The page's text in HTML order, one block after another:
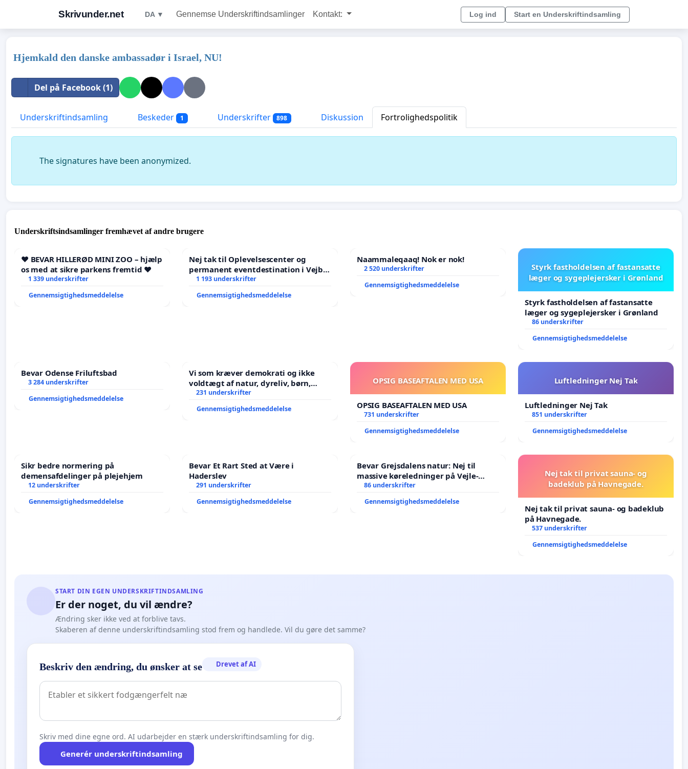
Skrivunder.net DA ▼ Gennemse Underskriftindsamlinger Kontakt: Log ind Start en Underskriftindsamling
Hjemkald den danske ambassadør i Israel, NU!
Del på Facebook (1)
Underskriftindsamling Beskeder 1 Underskrifter 898 Diskussion Fortrolighedspolitik
The signatures have been anonymized.
Underskriftsindsamlinger fremhævet af andre brugere
❤️ BEVAR HILLERØD MINI ZOO – hjælp
os med at sikre parkens fremtid ❤️
1 339 underskrifter
Gennemsigtighedsmeddelelse
Nej tak til Oplevelsescenter og
permanent eventdestination i Vejby
- Ja tak til et levende lokalområde i
1 193 underskrifter
Gennemsigtighedsmeddelelse
Naammaleqaaq! Nok er nok!
2 520 underskrifter
Gennemsigtighedsmeddelelse
Styrk fastholdelsen af fastansatte
læger og sygeplejersker i Grønland
Styrk fastholdelsen af fastansatte
læger og sygeplejersker i Grønland
86 underskrifter
Gennemsigtighedsmeddelelse
Bevar Odense Friluftsbad
3 284 underskrifter
Gennemsigtighedsmeddelelse
Vi som kræver demokrati og ikke
voldtægt af natur, dyreliv, børn,
unge Borgene har sagt NEJ i mange
231 underskrifter
Gennemsigtighedsmeddelelse
OPSIG BASEAFTALEN MED USA
OPSIG BASEAFTALEN MED USA
731 underskrifter
Gennemsigtighedsmeddelelse
Luftledninger Nej Tak
Luftledninger Nej Tak
851 underskrifter
Gennemsigtighedsmeddelelse
Sikr bedre normering på
demensafdelinger på plejehjem
12 underskrifter
Gennemsigtighedsmeddelelse
Bevar Et Rart Sted at Være i
Haderslev
291 underskrifter
Gennemsigtighedsmeddelelse
Bevar Grejsdalens natur: Nej til
massive køreledninger på Vejle-
Struer-banen
86 underskrifter
Gennemsigtighedsmeddelelse
Nej tak til privat sauna- og
badeklub på Havnegade.
Nej tak til privat sauna- og badeklub
på Havnegade.
537 underskrifter
Gennemsigtighedsmeddelelse
START DIN EGEN UNDERSKRIFTINDSAMLING
Er der noget, du vil ændre?
Ændring sker ikke ved at forblive tavs.
Skaberen af denne underskriftindsamling stod frem og handlede. Vil du gøre det samme?
Beskriv den ændring, du ønsker at se Drevet af AI
Skriv med dine egne ord. AI udarbejder en stærk underskriftindsamling for dig.
Generér underskriftindsamling